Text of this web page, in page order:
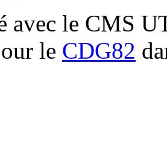
avec le CMS
le CDG82